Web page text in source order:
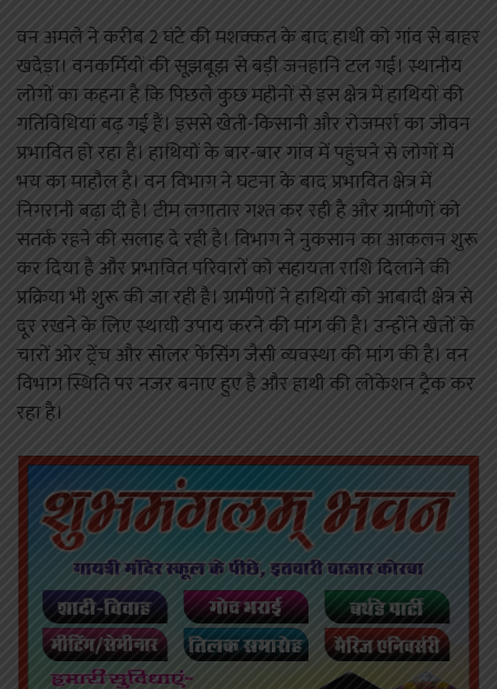
वन अमले ने करीब 2 घंटे की मशक्कत के बाद हाथी को गांव से बाहर
खदेड़ा। वनकर्मियों की सूझबूझ से बड़ी जनहानि टल गई। स्थानीय
लोगों का कहना है कि पिछले कुछ महीनों से इस क्षेत्र में हाथियों की
गतिविधियां बढ़ गई हैं। इससे खेती-किसानी और रोजमर्रा का जीवन
प्रभावित हो रहा है। हाथियों के बार-बार गांव में पहुंचने से लोगों में
भय का माहौल है। वन विभाग ने घटना के बाद प्रभावित क्षेत्र में
निगरानी बढ़ा दी है। टीम लगातार गश्त कर रही है और ग्रामीणों को
सतर्क रहने की सलाह दे रही है। विभाग ने नुकसान का आकलन शुरू
कर दिया है और प्रभावित परिवारों को सहायता राशि दिलाने की
प्रक्रिया भी शुरू की जा रही है। ग्रामीणों ने हाथियों को आबादी क्षेत्र से
दूर रखने के लिए स्थायी उपाय करने की मांग की है। उन्होंने खेतों के
चारों ओर ट्रेंच और सोलर फेंसिंग जैसी व्यवस्था की मांग की है। वन
विभाग स्थिति पर नजर बनाए हुए है और हाथी की लोकेशन ट्रैक कर
रहा है।